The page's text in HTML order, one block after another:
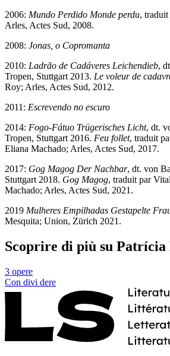
2006: Mundo Perdido Monde perdu,
Arles, Actes Sud, 2008.
2008: Jonas, o Copromanta
2010: Ladrão de Cadáveres Leichendieb,
Tropen, Stuttgart 2013. Le voleur de
Roy; Arles, Actes Sud, 2012.
2011: Escrevendo no escuro
2014: Fogo-Fátuo Trügerisches Licht, dt.
Tropen, Stuttgart 2016. Feu follet, traduit
Eliana Machado; Arles, Actes Sud, 2017.
2017: Gog Magog Der Nachbar, dt. von
Stuttgart 2018. Gog Magog, traduit par
Machado; Arles, Actes Sud, 2021.
2019 Mulheres Empilhadas Gestapelte
Mesquita; Union, Zürich 2021.
Scoprire di più su Patrícia
3 opere
Con divi dere